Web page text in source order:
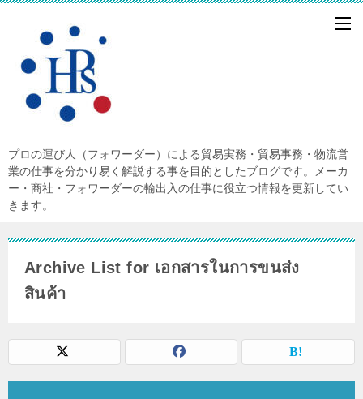
プロの運び人（フォワーダー）による貿易実務・貿易事務・物流営
業の仕事を分かり易く解説する事を目的としたブログです。メーカ
ー・商社・フォワーダーの輸出入の仕事に役立つ情報を更新してい
きます。
Archive List for เอกสารในการขนส่ง
สินค้า